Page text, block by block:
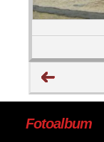
Fotoalbum